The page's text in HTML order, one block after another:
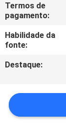
CASOS
DO
PRIVACY
Termos de
pagamento:
Habilidade da
fonte:
Destaque: